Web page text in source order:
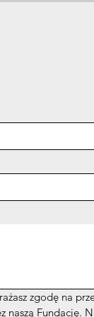
zgodę na
naszą Fundację.